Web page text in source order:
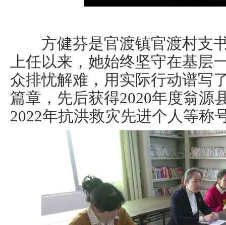
方健芬是官渡镇官渡村支书
上任以来，她始终坚守在基层
众排忧解难，用实际行动谱写
篇章，先后获得2020年度翁源
2022年抗洪救灾先进个人等称